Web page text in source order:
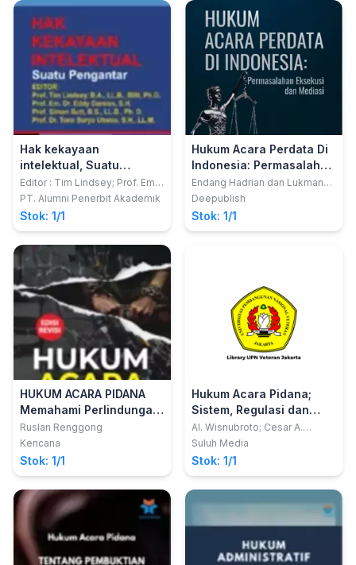
Hak kekayaan
intelektual, Suatu
pengantar
Editor : Tim Lindsey; Prof. Em.
Dr. Eddy Damian, S.H.; Prof.
Suryo Utomo, S.H., LL.M.
PT. Alumni Penerbit Akademik
Stok: 1/1
Hukum Acara Perdata Di
Indonesia: Permasalahan
Eksekusi Dan Mediasi
Endang Hadrian dan Lukman
Hakim
Deepublish
Stok: 1/1
HUKUM ACARA PIDANA
Memahami Perlindungan
HAM dalam Proses
Penahanan di Indonesia
Ruslan Renggong
Kencana
Stok: 1/1
Hukum Acara Pidana;
Sistem, Regulasi dan
Praktik
Al. Wisnubroto; Cesar A.
Munthe
Suluh Media
Stok: 1/1